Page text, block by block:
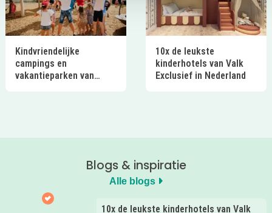
Kindvriendelijke
campings en
vakantieparken van
10x de leukste
kinderhotels van Valk
Exclusief in Nederland
Blogs & inspiratie
Alle blogs
10x de leukste kinderhotels van Valk